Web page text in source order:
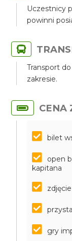
Uczestnicy
powinni
Transport
zakresie.
CENA
bilet
open
kapitana
gry